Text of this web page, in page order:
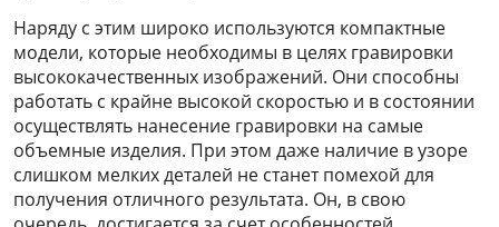
Наряду с этим широко используются компактные
модели, которые необходимы в целях гравировки
высококачественных изображений. Они способны
работать с крайне высокой скоростью и в состоянии
осуществлять нанесение гравировки на самые
объемные изделия. При этом даже наличие в узоре
слишком мелких деталей не станет помехой для
получения отличного результата. Он, в свою